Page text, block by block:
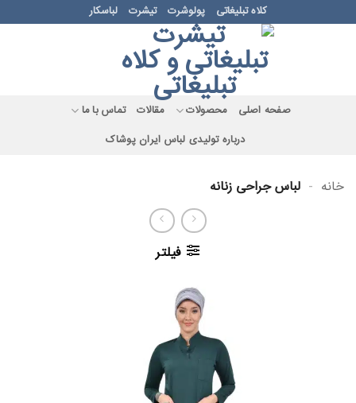
to
کلاه تبلیغاتی پولوشرت تیشرت لباسکار
صفحه اصلی محصولات مقالات
تماس با ما
درباره تولیدی لباس ایران پوشاک
خانه - لباس جراحی زنانه
فیلتر